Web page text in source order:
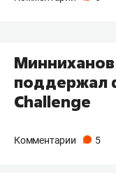
Минниханов
поддержал
Challenge
Комментарии 5